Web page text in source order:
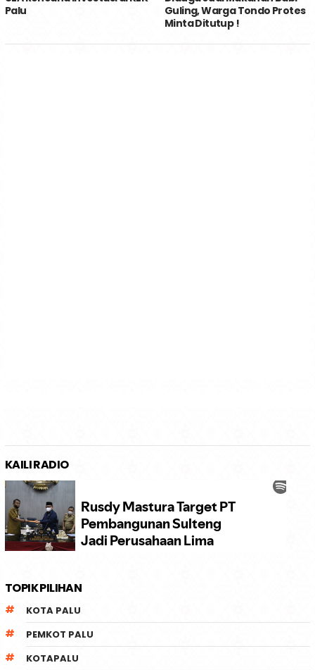
Palu
Guling, Warga Tondo Protes
Minta Ditutup !
KAILI RADIO
TOPIK PILIHAN
KOTA PALU
PEMKOT PALU
KOTAPALU